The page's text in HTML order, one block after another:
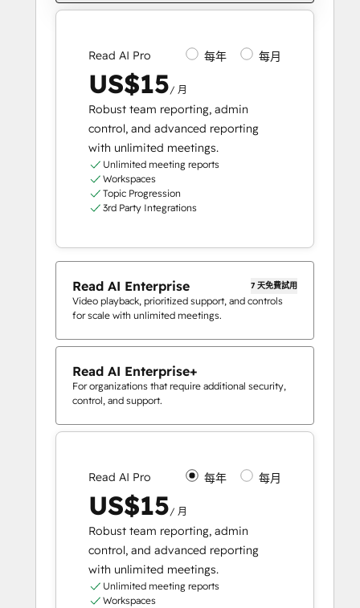
Read AI Pro 每年 每月
US$15/ 月
Robust team reporting, admin
control, and advanced reporting
with unlimited meetings.
Unlimited meeting reports
Workspaces
Topic Progression
3rd Party Integrations
Read AI Enterprise 7 天免費試用
Video playback, prioritized support, and controls
for scale with unlimited meetings.
Read AI Enterprise+
For organizations that require additional security,
control, and support.
Read AI Pro 每年 每月
US$15/ 月
Robust team reporting, admin
control, and advanced reporting
with unlimited meetings.
Unlimited meeting reports
Workspaces